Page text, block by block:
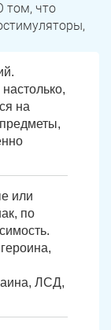
том, что
на
или
по
ЛСД,